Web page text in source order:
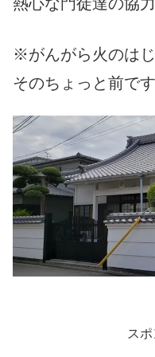
※がんがら火のは
そのちょっと前で
ス